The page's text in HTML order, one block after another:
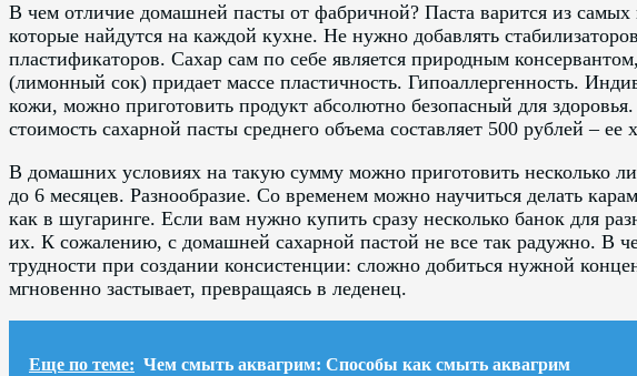
В чем отличие домашней пасты от фабричной? Паста варится из самых
которые найдутся на каждой кухне. Не нужно добавлять
пластификаторов. Сахар сам по себе является природным
(лимонный сок) придает массе пластичность. Гипоаллергенность.
кожи, можно приготовить продукт абсолютно безопасный для
стоимость сахарной пасты среднего объема составляет 500 рублей – ее
В домашних условиях на такую сумму можно приготовить несколько
до 6 месяцев. Разнообразие. Со временем можно научиться делать
как в шугаринге. Если вам нужно купить сразу несколько банок для
их. К сожалению, с домашней сахарной пастой не все так радужно. В
трудности при создании консистенции: сложно добиться нужной
мгновенно застывает, превращаясь в леденец.
Еще по теме: Чем смыть аквагрим: Способы как смыть аквагрим